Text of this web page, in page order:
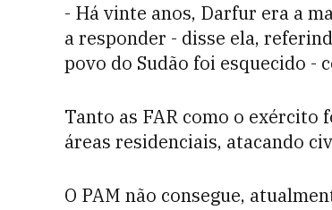
- Há vinte anos, Darfur era a
a responder - disse ela,
povo do Sudão foi esquecido -
Tanto as FAR como o exército
áreas residenciais, atacando
O PAM não consegue,